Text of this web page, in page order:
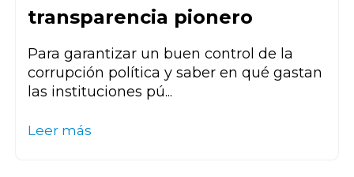
transparencia pionero
Para garantizar un buen control de la
corrupción política y saber en qué gastan
las instituciones pú...
Leer más